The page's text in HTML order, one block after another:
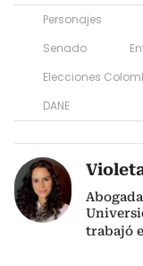
Personajes
Senado
Elecciones
DANE
trabajó